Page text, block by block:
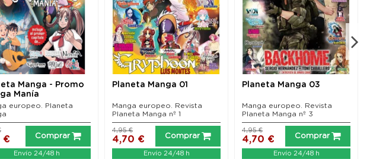
Manga - Promo
Manía
europeo. Planeta
€ Comprar
Envío 24/48 h
Planeta Manga 01
Manga europeo. Revista
Planeta Manga nº 1
4,70 €
4,95 €
Comprar
Envío 24/48 h
Planeta Manga 03
Manga europeo. Revista
Planeta Manga nº 3
4,70 €
4,95 €
Comprar
Envío 24/48 h